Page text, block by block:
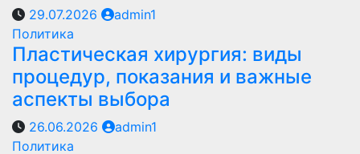
29.07.2026
admin1
Политика
Пластическая хирургия: виды
процедур, показания и важные
аспекты выбора
26.06.2026
admin1
Политика